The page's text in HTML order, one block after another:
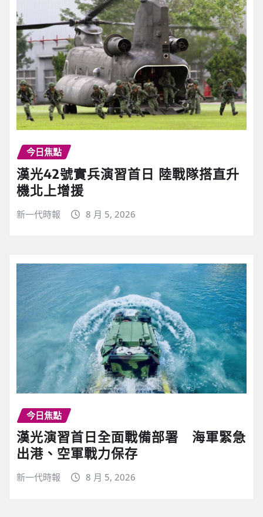
今日焦點
漢光42號實兵演習首日 陸戰隊搭直升
機北上增援
新一代時報 8 月 5, 2026
今日焦點
漢光演習首日全面戰備部署 海軍緊急
出港、空軍戰力保存
新一代時報 8 月 5, 2026